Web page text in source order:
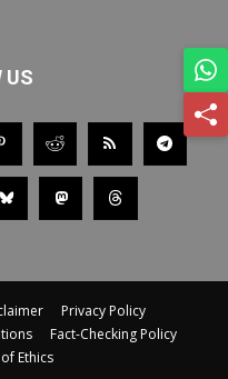
US
Privacy Policy
Fact-Checking Policy
Ethics